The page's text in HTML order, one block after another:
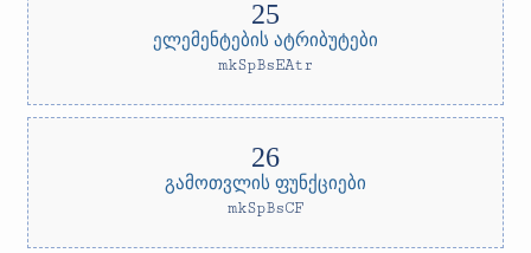
ელემენტების ატრიბუტები
mkSpBsEAtr
გამოთვლის ფუნქციები
mkSpBsCF